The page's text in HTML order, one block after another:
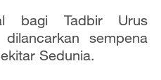
bagi Tadbir Urus
sempena
Sedunia.